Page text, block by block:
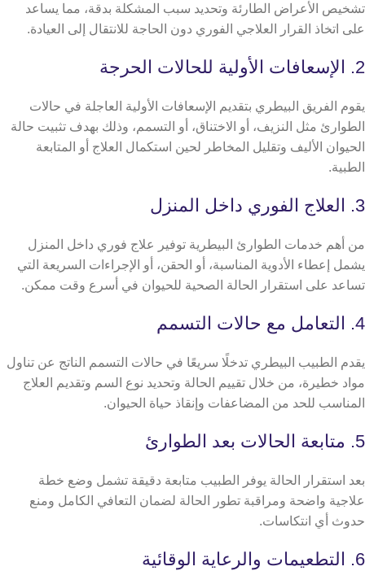
تشخيص الأعراض الطارئة وتحديد سبب المشكلة بدقة، مما يساعد
على اتخاذ القرار العلاجي الفوري دون الحاجة للانتقال إلى العيادة.
2. الإسعافات الأولية للحالات الحرجة
يقوم الفريق البيطري بتقديم الإسعافات الأولية العاجلة في حالات
الطوارئ مثل النزيف، أو الاختناق، أو التسمم، وذلك بهدف تثبيت حالة
الحيوان الأليف وتقليل المخاطر لحين استكمال العلاج أو المتابعة
الطبية.
3. العلاج الفوري داخل المنزل
من أهم خدمات الطوارئ البيطرية توفير علاج فوري داخل المنزل
يشمل إعطاء الأدوية المناسبة، أو الحقن، أو الإجراءات السريعة التي
تساعد على استقرار الحالة الصحية للحيوان في أسرع وقت ممكن.
4. التعامل مع حالات التسمم
يقدم الطبيب البيطري تدخلًا سريعًا في حالات التسمم الناتج عن تناول
مواد خطيرة، من خلال تقييم الحالة وتحديد نوع السم وتقديم العلاج
المناسب للحد من المضاعفات وإنقاذ حياة الحيوان.
5. متابعة الحالات بعد الطوارئ
بعد استقرار الحالة يوفر الطبيب متابعة دقيقة تشمل وضع خطة
علاجية واضحة ومراقبة تطور الحالة لضمان التعافي الكامل ومنع
حدوث أي انتكاسات.
6. التطعيمات والرعاية الوقائية